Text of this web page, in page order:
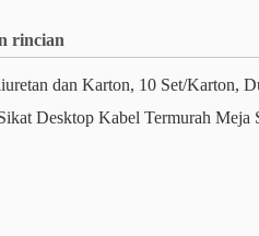
rincian
dan Karton, 10 Set/Karton,
Desktop Kabel Termurah Meja